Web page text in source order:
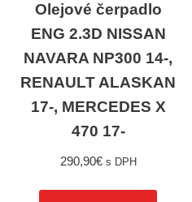
Olejové čerpadlo
ENG 2.3D NISSAN
NAVARA NP300 14-,
RENAULT ALASKAN
17-, MERCEDES X
470 17-
290,90€ s DPH